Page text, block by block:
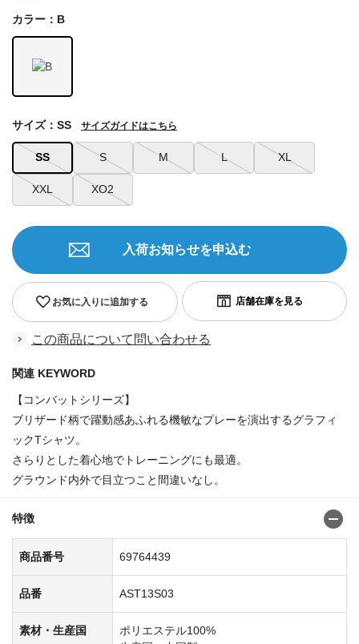
カラー：B
SS S M L XL
XXL XO2
サイズ：SS サイズガイドはこちら
お気に入りに追加する
入荷お知らせを申込む
この商品について問い合わせる
関連 KEYWORD
【コンバットシリーズ】
ブリザード柄で躍動感あふれる機敏なプレーを演出するグラフィ
ックTシャツ。
さらりとした着心地でトレーニングにも最適。
グラウンド内外で目立つこと間違いなし。
特徴
商品番号 69764439
品番 AST13S03
素材・生産国
ポリエステル100%